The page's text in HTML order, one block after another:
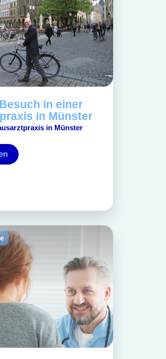
in einer
in Münster
in Münster